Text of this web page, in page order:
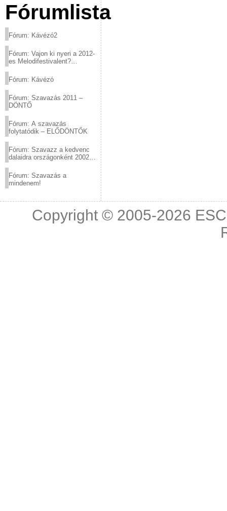
Fórumlista
Fórum: Kávézó2
Fórum: Vajon ki nyeri a 2012-
es Melodifestivalent?
Fórum: Kávézó
Fórum: Szavazás 2011 –
DÖNTŐ
Fórum: A szavazás
folytatódik – ELŐDÖNTŐK
Fórum: Szavazz a kedvenc
dalaidra országonként 2002
Fórum: Szavazás a
mindenem!
Copyright © 2005-2026